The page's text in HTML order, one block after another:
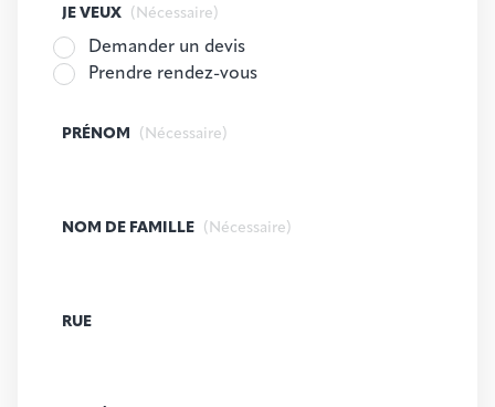
JE VEUX (Nécessaire)
Demander un devis
Prendre rendez-vous
PRÉNOM (Nécessaire)
NOM DE FAMILLE (Nécessaire)
RUE